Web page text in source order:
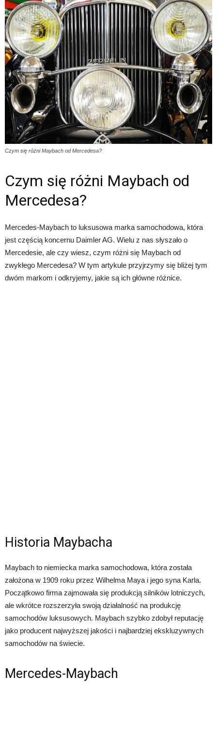
Czym się różni Maybach od Mercedesa?
Czym się różni Maybach od
Mercedesa?
Mercedes-Maybach to luksusowa marka samochodowa, która
jest częścią koncernu Daimler AG. Wielu z nas słyszało o
Mercedesie, ale czy wiesz, czym różni się Maybach od
zwykłego Mercedesa? W tym artykule przyjrzymy się bliżej tym
dwóm markom i odkryjemy, jakie są ich główne różnice.
Historia Maybacha
Maybach to niemiecka marka samochodowa, która została
założona w 1909 roku przez Wilhelma Maya i jego syna Karla.
Początkowo firma zajmowała się produkcją silników lotniczych,
ale wkrótce rozszerzyła swoją działalność na produkcję
samochodów luksusowych. Maybach szybko zdobył reputację
jako producent najwyższej jakości i najbardziej ekskluzywnych
samochodów na świecie.
Mercedes-Maybach